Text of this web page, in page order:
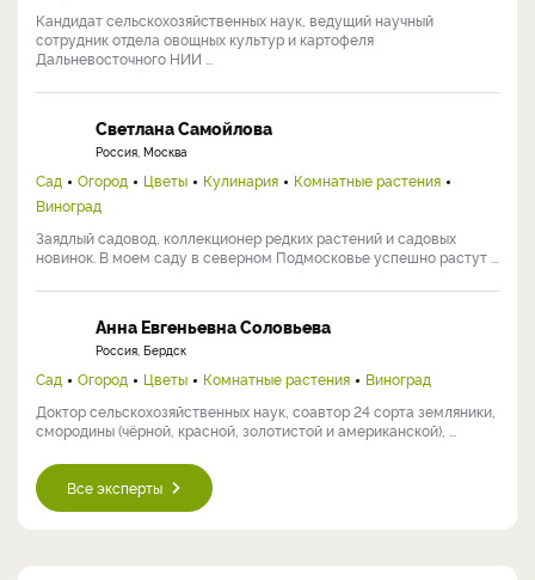
Кандидат сельскохозяйственных наук, ведущий научный
сотрудник отдела овощных культур и картофеля
Дальневосточного НИИ ...
Светлана Самойлова
Россия, Москва
Сад Огород Цветы Кулинария
Комнатные растения
Виноград
Заядлый садовод, коллекционер редких растений и садовых
новинок. В моем саду в северном Подмосковье успешно растут ...
Анна Евгеньевна Соловьева
Россия, Бердск
Сад Огород Цветы Комнатные растения
Виноград
Доктор сельскохозяйственных наук, соавтор 24 сорта земляники,
смородины (чёрной, красной, золотистой и американской), ...
Все эксперты